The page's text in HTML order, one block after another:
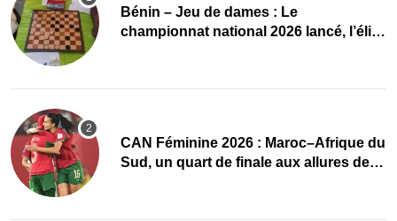
Bénin – Jeu de dames : Le
championnat national 2026 lancé, l’élite
CAN Féminine 2026 : Maroc–Afrique du
Sud, un quart de finale aux allures de